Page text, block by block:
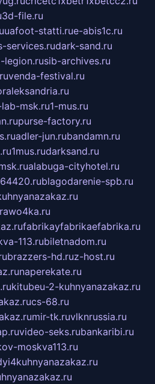
3d-file.ru
uafoot-statti.rue-abis1c.ru
services.rudark-sand.ru
legion.rusib-archives.ru
venda-festival.ru
msk.ru1-mus.ru
purse-factory.ru
adler-jun.rubandamn.ru
1mus.rudarksand.ru
alabuga-cityhotel.ru
blagodarenie-spb.ru
fabrikayfabrikaefabrika.ru
113.rubiletnadom.ru
brazzers-hd.ruz-host.ru
naperekate.ru
kitubeu-2-kuhnyanazakaz.ru
cs-68.ru
mir-tk.ruvlknrussia.ru
video-seks.rubankaribi.ru
moskva113.ru